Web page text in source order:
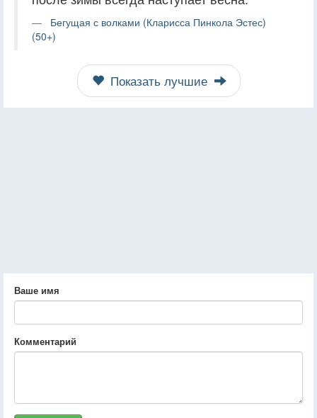
Бегущая с волками (Кларисса Пинкола Эстес)
(50+)
Показать лучшие
Ваше имя
Комментарий